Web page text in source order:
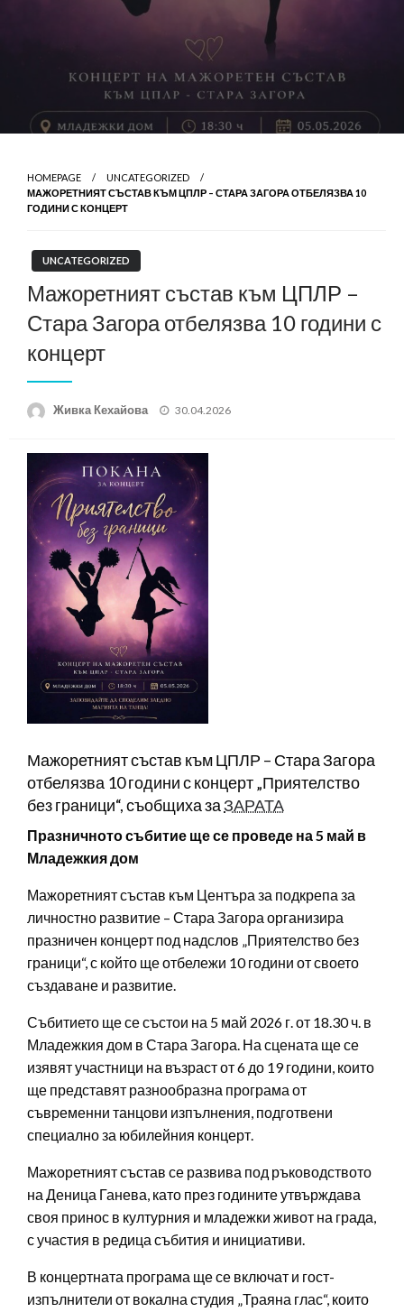
HOMEPAGE
UNCATEGORIZED
МАЖОРЕТНИЯТ СЪСТАВ КЪМ ЦПЛР – СТАРА ЗАГОРА ОТБЕЛЯЗВА 10
ГОДИНИ С КОНЦЕРТ
UNCATEGORIZED
Мажоретният състав към ЦПЛР –
Стара Загора отбелязва 10 години с
концерт
Живка Кехайова
Posted
30.04.2026
Мажоретният състав към ЦПЛР – Стара Загора
отбелязва 10 години с концерт „Приятелство
без граници“, съобщиха заЗАРАТА
Празничното събитие ще се проведе на 5 май в
Младежкия дом
Мажоретният състав към Центъра за подкрепа за
личностно развитие – Стара Загора организира
празничен концерт под надслов „Приятелство без
граници“, с който ще отбележи 10 години от своето
създаване и развитие.
Събитието ще се състои на 5 май 2026 г. от 18.30 ч. в
Младежкия дом в Стара Загора. На сцената ще се
изявят участници на възраст от 6 до 19 години, които
ще представят разнообразна програма от
съвременни танцови изпълнения, подготвени
специално за юбилейния концерт.
Мажоретният състав се развива под ръководството
на Деница Ганева, като през годините утвърждава
своя принос в културния и младежки живот на града,
с участия в редица събития и инициативи.
В концертната програма ще се включат и гост-
изпълнители от вокална студия „Траяна глас“, които